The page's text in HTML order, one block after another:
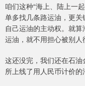
咱们这种“海上、陆上一
单多找几条路运油，更
自己运油的主动权。就
运油，就不用担心被别人
这还没完，我们还在石
所上线了用人民币计价的